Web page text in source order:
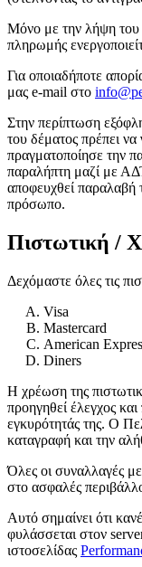
Μόνο με την λήψη του
πληρωμής
Για οποιαδήποτε
μας e-mail στο
Στην περίπτωση
του δέματος πρέπει
πραγματοποίησε την
παραλήπτη μαζί με
αποφευχθεί παραλαβή
πρόσωπο.
Πιστωτική /
Δεχόμαστε όλες τις
Visa
Mastercard
American
Diners
Η χρέωση της
προηγηθεί έλεγχος
εγκυρότητάς της. Ο
καταγραφή και την
Όλες οι συναλλαγές με
στο ασφαλές
Αυτό σημαίνει ότι
φυλάσσεται στον
ιστοσελίδας